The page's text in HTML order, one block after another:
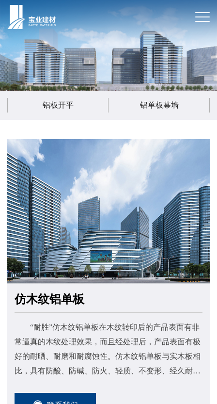
铝板开平 铝单板幕墙
仿木纹铝单板
“耐胜”仿木纹铝单板在木纹转印后的产品表面有非
常逼真的木纹处理效果，而且经处理后，产品表面有极
好的耐晒、耐磨和耐腐蚀性。仿木纹铝单板与实木板相
比，具有防酸、防碱、防火、轻质、不变形、经久耐用
能，使该产品在市场上大受欢迎，特别是在注重环保、